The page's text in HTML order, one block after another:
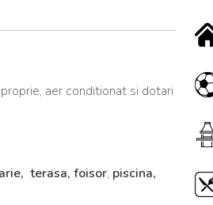
aer conditionat si dotari
terasa, foisor, piscina,